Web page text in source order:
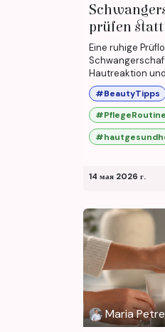
prüfen
Eine ruhige
Hautreaktion
#BeautyTipps
#PflegeRoutine
14 мая 2026 г.
Maria